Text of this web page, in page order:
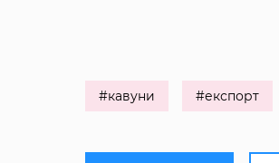
#кавуни #експорт